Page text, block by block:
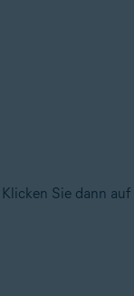
Sie dann auf